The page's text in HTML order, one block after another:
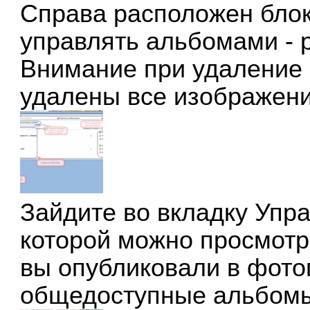
Справа расположен
управлять альбомами -
Внимание при
удалены все
Зайдите во вкладку
которой можно
вы опубликовали в
общедоступные